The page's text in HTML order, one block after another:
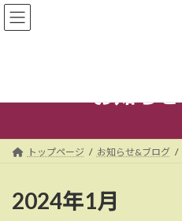
コ
ン
ス
ナ
ビ
ン
トップページ お知らせ&ブログ
2024年1月